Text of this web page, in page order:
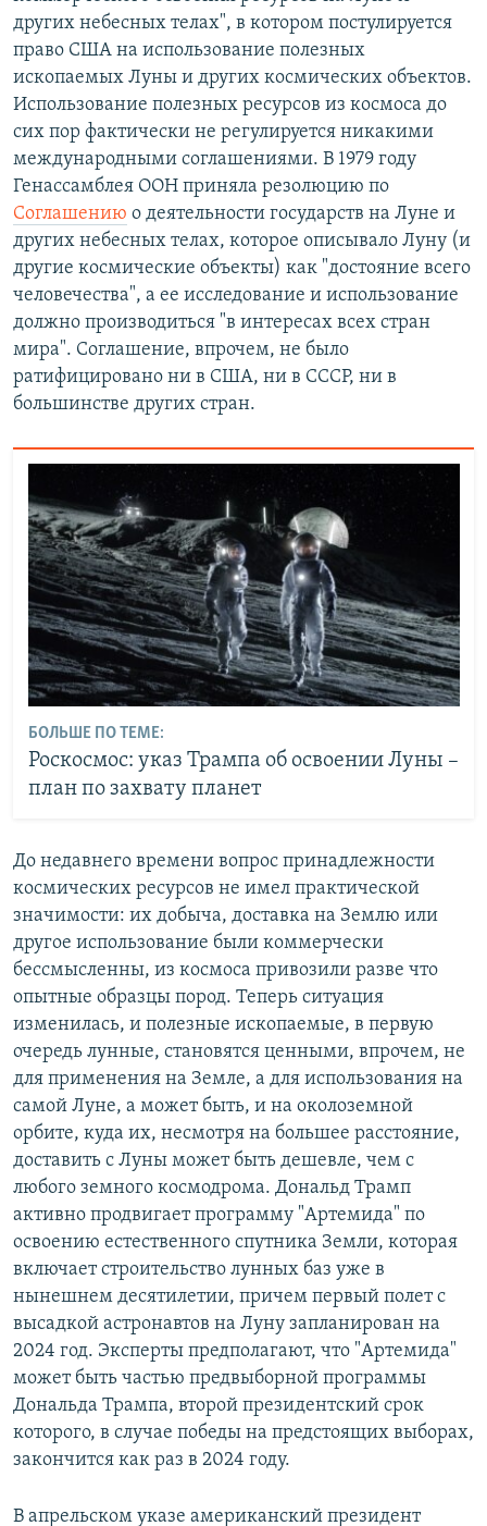
других небесных телах", в котором постулируется
право США на использование полезных
ископаемых Луны и других космических объектов.
Использование полезных ресурсов из космоса до
сих пор фактически не регулируется никакими
международными соглашениями. В 1979 году
Генассамблея ООН приняла резолюцию по
Соглашению о деятельности государств на Луне и
других небесных телах, которое описывало Луну (и
другие космические объекты) как "достояние всего
человечества", а ее исследование и использование
должно производиться "в интересах всех стран
мира". Соглашение, впрочем, не было
ратифицировано ни в США, ни в СССР, ни в
большинстве других стран.
БОЛЬШЕ ПО ТЕМЕ:
Роскосмос: указ Трампа об освоении Луны –
план по захвату планет
До недавнего времени вопрос принадлежности
космических ресурсов не имел практической
значимости: их добыча, доставка на Землю или
другое использование были коммерчески
бессмысленны, из космоса привозили разве что
опытные образцы пород. Теперь ситуация
изменилась, и полезные ископаемые, в первую
очередь лунные, становятся ценными, впрочем, не
для применения на Земле, а для использования на
самой Луне, а может быть, и на околоземной
орбите, куда их, несмотря на большее расстояние,
доставить с Луны может быть дешевле, чем с
любого земного космодрома. Дональд Трамп
активно продвигает программу "Артемида" по
освоению естественного спутника Земли, которая
включает строительство лунных баз уже в
нынешнем десятилетии, причем первый полет с
высадкой астронавтов на Луну запланирован на
2024 год. Эксперты предполагают, что "Артемида"
может быть частью предвыборной программы
Дональда Трампа, второй президентский срок
которого, в случае победы на предстоящих выборах,
закончится как раз в 2024 году.
В апрельском указе американский президент